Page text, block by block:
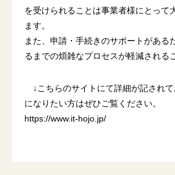
を受けられることは事業者様にとって
ます。
また、申請・手続きのサポートがある
るまでの煩雑なプロセスが軽減される
↓こちらのサイトにて詳細が記され
になりたい方はぜひご覧ください。
https://www.it-hojo.jp/